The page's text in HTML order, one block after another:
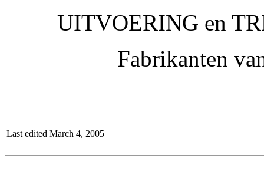
UITVOERING en
Fabrikanten
Last edited March 4, 2005